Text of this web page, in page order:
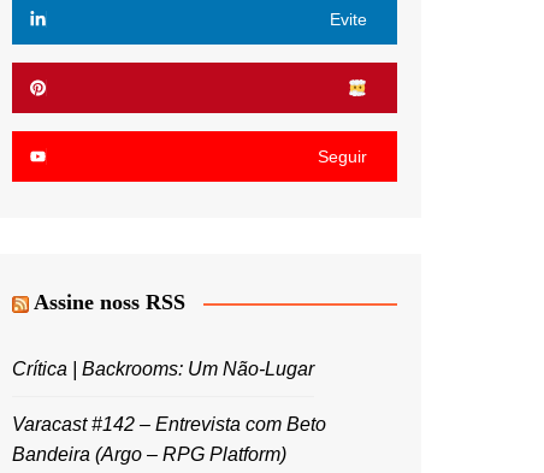
Evite
Seguir
Assine noss RSS
Crítica | Backrooms: Um Não-Lugar
Varacast #142 – Entrevista com Beto
Bandeira (Argo – RPG Platform)